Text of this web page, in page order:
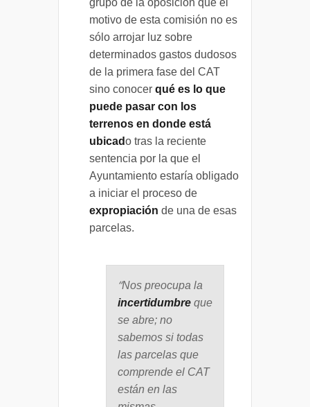
motivo de esta comisión no es
sólo arrojar luz sobre
determinados gastos dudosos
de la primera fase del CAT
sino conocer qué es lo que
puede pasar con los
terrenos en donde está
ubicado tras la reciente
sentencia por la que el
Ayuntamiento estaría obligado
a iniciar el proceso de
expropiación de una de esas
parcelas.
“Nos preocupa la
incertidumbre que
se abre; no
sabemos si todas
las parcelas que
comprende el CAT
están en las